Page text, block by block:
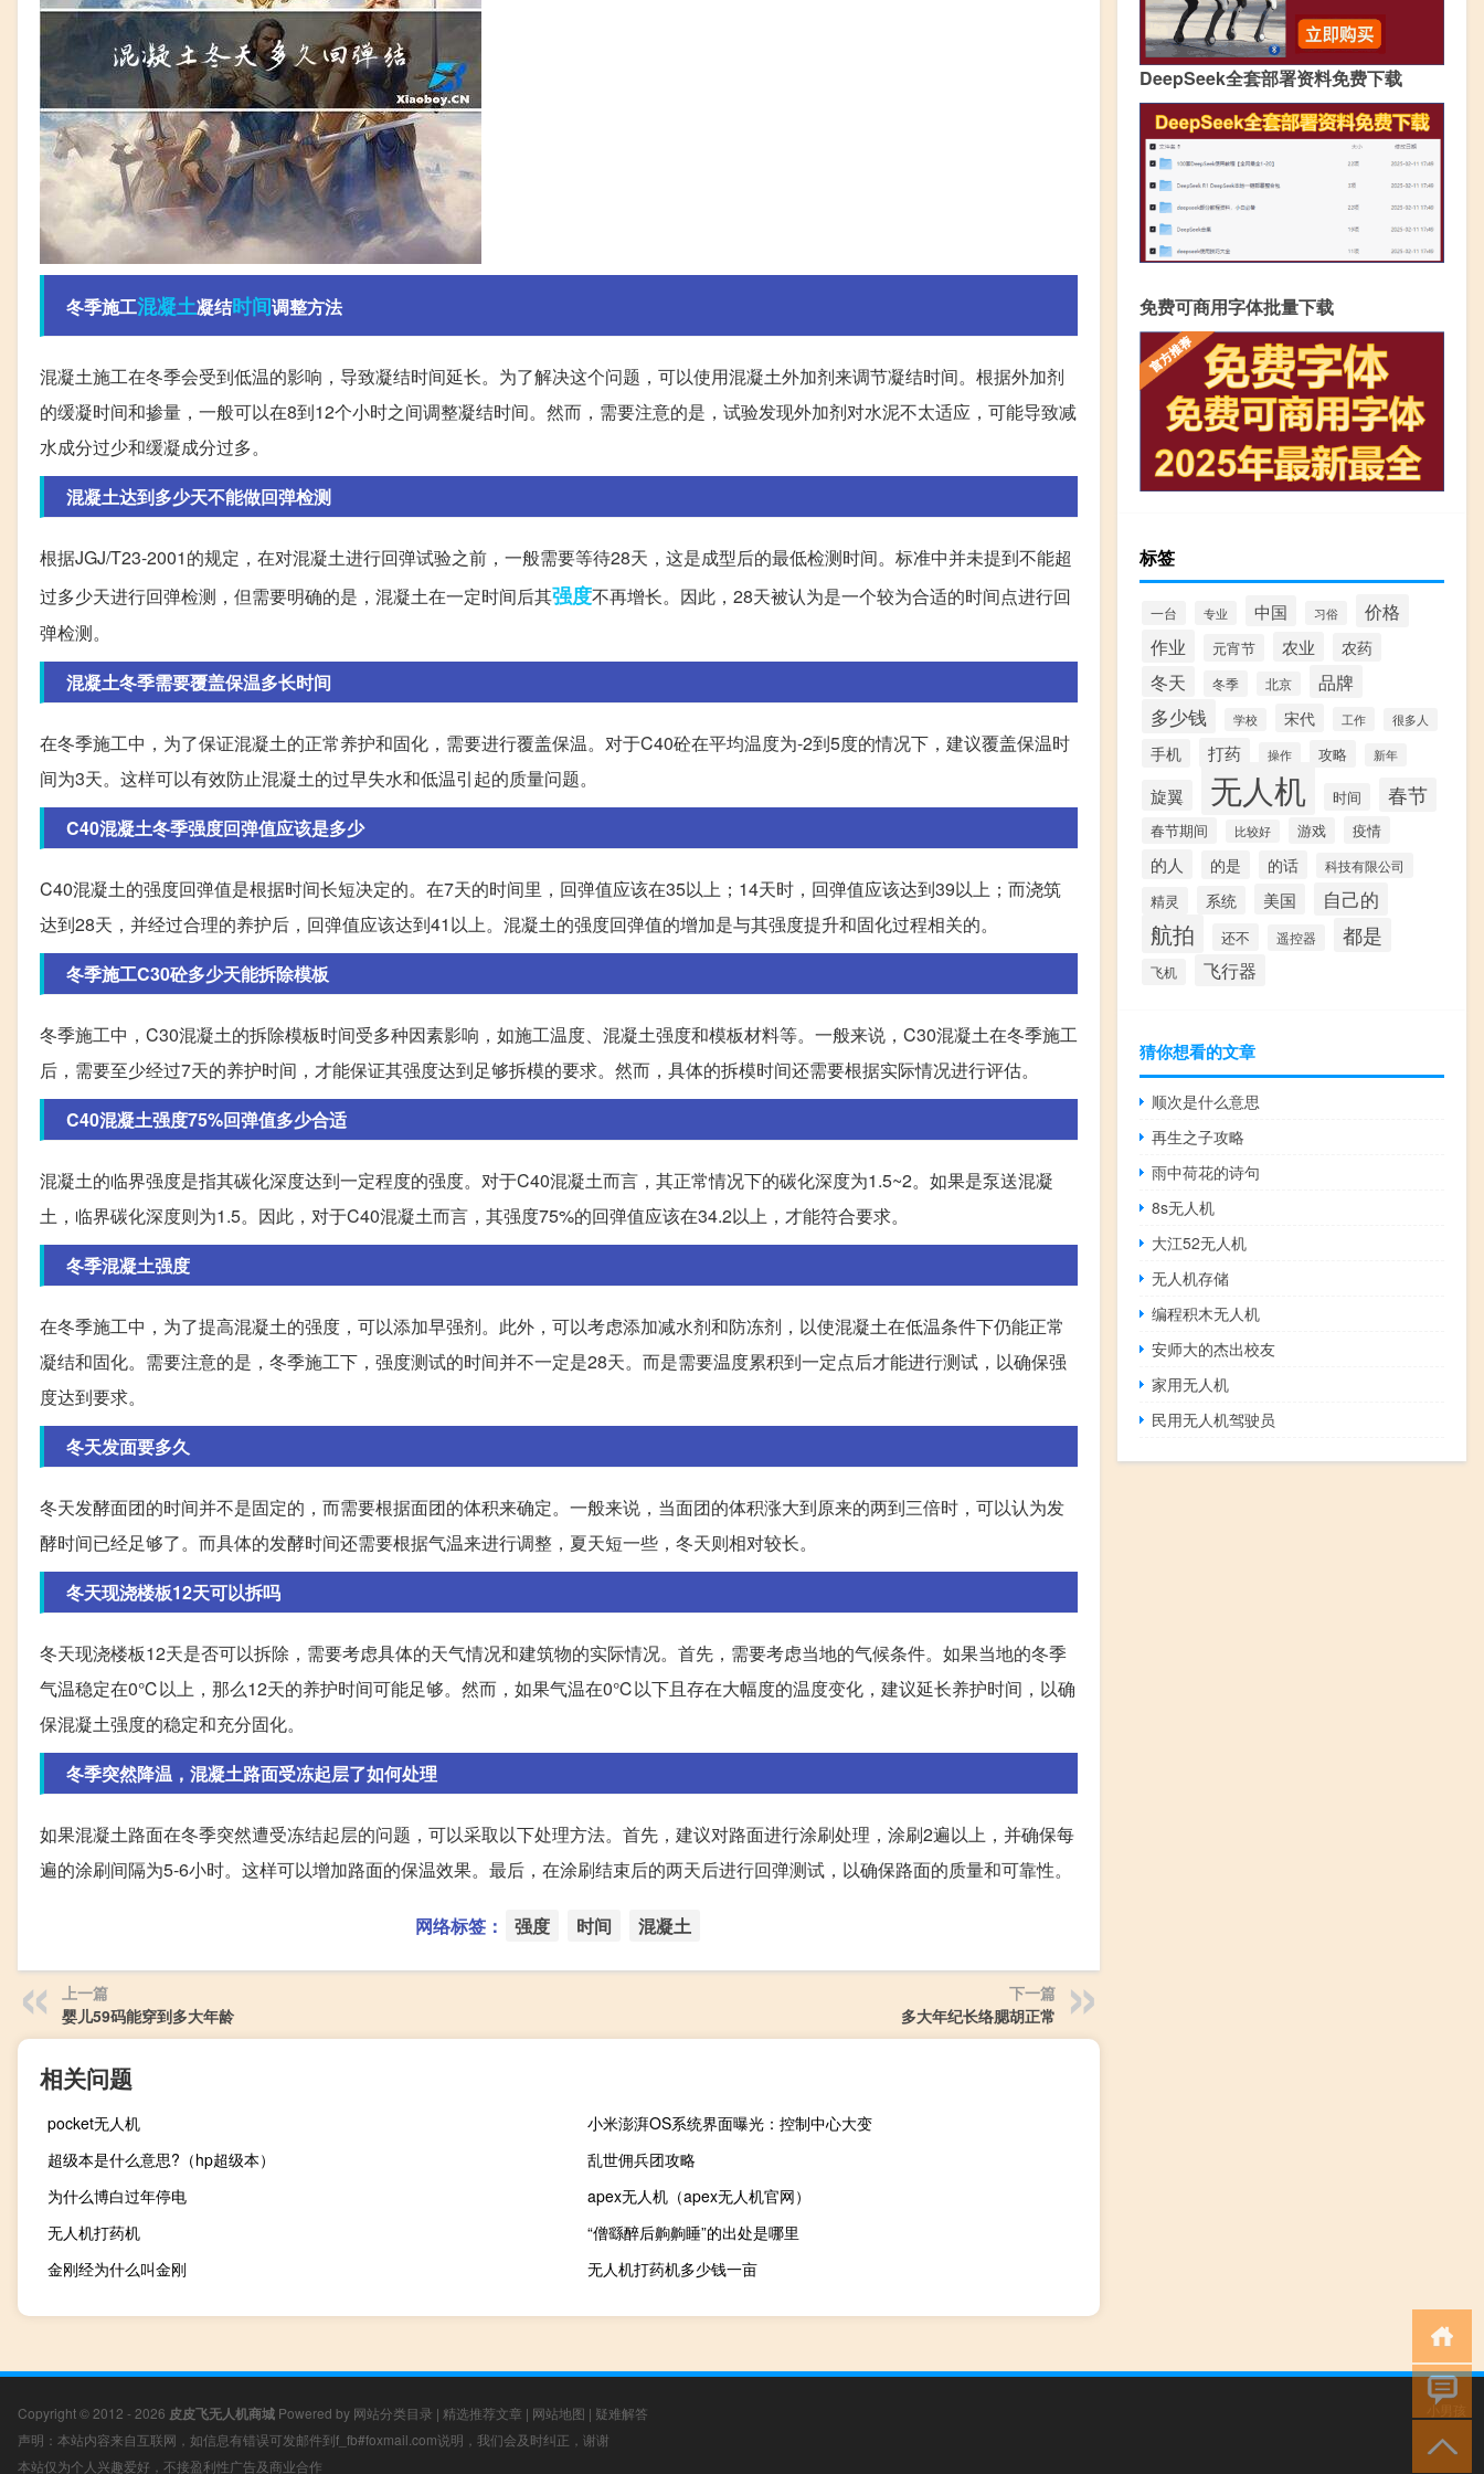
冬季施工混凝土凝结时间调整方法
混凝土施工在冬季会受到低温的影响，导致凝结时间延长。为了解决这个问题，可以使用混凝土外加剂来调节凝结时间。根据外加剂
的缓凝时间和掺量，一般可以在8到12个小时之间调整凝结时间。然而，需要注意的是，试验发现外加剂对水泥不太适应，可能导致减
水成分过少和缓凝成分过多。
混凝土达到多少天不能做回弹检测
根据JGJ/T23-2001的规定，在对混凝土进行回弹试验之前，一般需要等待28天，这是成型后的最低检测时间。标准中并未提到不能超
过多少天进行回弹检测，但需要明确的是，混凝土在一定时间后其强度不再增长。因此，28天被认为是一个较为合适的时间点进行回
弹检测。
混凝土冬季需要覆盖保温多长时间
在冬季施工中，为了保证混凝土的正常养护和固化，需要进行覆盖保温。对于C40砼在平均温度为-2到5度的情况下，建议覆盖保温时
间为3天。这样可以有效防止混凝土的过早失水和低温引起的质量问题。
C40混凝土冬季强度回弹值应该是多少
C40混凝土的强度回弹值是根据时间长短决定的。在7天的时间里，回弹值应该在35以上；14天时，回弹值应该达到39以上；而浇筑
达到28天，并经过合理的养护后，回弹值应该达到41以上。混凝土的强度回弹值的增加是与其强度提升和固化过程相关的。
冬季施工C30砼多少天能拆除模板
冬季施工中，C30混凝土的拆除模板时间受多种因素影响，如施工温度、混凝土强度和模板材料等。一般来说，C30混凝土在冬季施工
后，需要至少经过7天的养护时间，才能保证其强度达到足够拆模的要求。然而，具体的拆模时间还需要根据实际情况进行评估。
C40混凝土强度75%回弹值多少合适
混凝土的临界强度是指其碳化深度达到一定程度的强度。对于C40混凝土而言，其正常情况下的碳化深度为1.5~2。如果是泵送混凝
土，临界碳化深度则为1.5。因此，对于C40混凝土而言，其强度75%的回弹值应该在34.2以上，才能符合要求。
冬季混凝土强度
在冬季施工中，为了提高混凝土的强度，可以添加早强剂。此外，可以考虑添加减水剂和防冻剂，以使混凝土在低温条件下仍能正常
凝结和固化。需要注意的是，冬季施工下，强度测试的时间并不一定是28天。而是需要温度累积到一定点后才能进行测试，以确保强
度达到要求。
冬天发面要多久
冬天发酵面团的时间并不是固定的，而需要根据面团的体积来确定。一般来说，当面团的体积涨大到原来的两到三倍时，可以认为发
酵时间已经足够了。而具体的发酵时间还需要根据气温来进行调整，夏天短一些，冬天则相对较长。
冬天现浇楼板12天可以拆吗
冬天现浇楼板12天是否可以拆除，需要考虑具体的天气情况和建筑物的实际情况。首先，需要考虑当地的气候条件。如果当地的冬季
气温稳定在0℃以上，那么12天的养护时间可能足够。然而，如果气温在0℃以下且存在大幅度的温度变化，建议延长养护时间，以确
保混凝土强度的稳定和充分固化。
冬季突然降温，混凝土路面受冻起层了如何处理
如果混凝土路面在冬季突然遭受冻结起层的问题，可以采取以下处理方法。首先，建议对路面进行涂刷处理，涂刷2遍以上，并确保每
遍的涂刷间隔为5-6小时。这样可以增加路面的保温效果。最后，在涂刷结束后的两天后进行回弹测试，以确保路面的质量和可靠性。
网络标签： 强度 时间 混凝土
上一篇
婴儿59码能穿到多大年龄
下一篇
多大年纪长络腮胡正常
相关问题
pocket无人机
小米澎湃OS系统界面曝光：控制中心大变
超级本是什么意思?（hp超级本）
乱世佣兵团攻略
为什么博白过年停电
apex无人机（apex无人机官网）
无人机打药机
“僧繇醉后齁齁睡”的出处是哪里
金刚经为什么叫金刚
无人机打药机多少钱一亩
DeepSeek全套部署资料免费下载
免费可商用字体批量下载
标签
一台 专业 中国 习俗
价格
作业
元宵节 农业 农药
冬天 冬季 北京 品牌
多少钱 学校 宋代 工作 很多人
手机 打药 操作 攻略 新年
旋翼 无人机 时间 春节
春节期间 比较好 游戏 疫情
的人 的是 的话 科技有限公司
精灵 系统 美国 自己的
航拍 还不 遥控器 都是
飞机 飞行器
猜你想看的文章
顺次是什么意思
再生之子攻略
雨中荷花的诗句
8s无人机
大江52无人机
无人机存储
编程积木无人机
安师大的杰出校友
家用无人机
民用无人机驾驶员
Copyright © 2012 - 2026 皮皮飞无人机商城 Powered by 网站分类目录 | 精选推荐文章 | 网站地图 | 疑难解答
声明：本站内容来自互联网，如信息有错误可发邮件到f_fb#foxmail.com说明，我们会及时纠正，谢谢
本站仅为个人兴趣爱好，不接盈利性广告及商业合作
小男孩